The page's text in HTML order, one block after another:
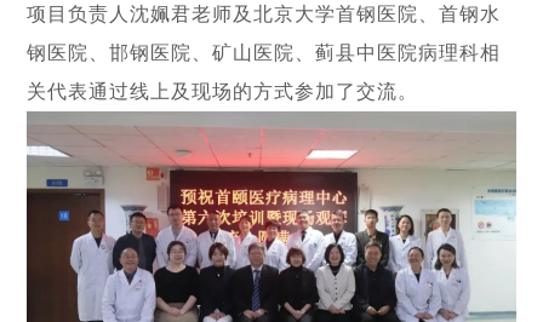
项目负责人沈姵君老师及北京大学首钢医院、首钢水
钢医院、邯钢医院、矿山医院、蓟县中医院病理科相
关代表通过线上及现场的方式参加了交流。